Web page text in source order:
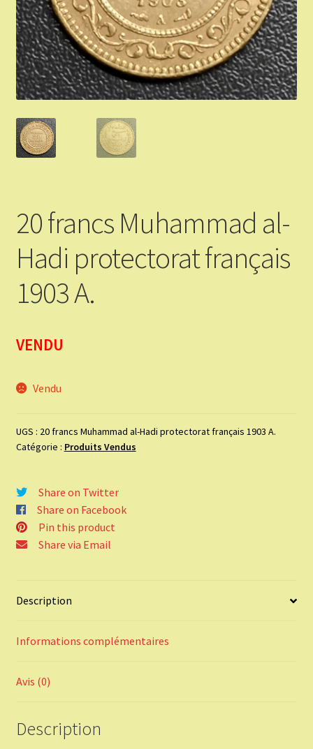
Validation de la commande
Vous Vendez
Articles Or et Argent
Conditions d’utilisation
Panier
20 francs Muhammad al-
Hadi protectorat français
1903 A.
VENDU
Vendu
UGS : 20 francs Muhammad al-Hadi protectorat français 1903 A.
Catégorie : Produits Vendus
Share on Twitter
Share on Facebook
Pin this product
Share via Email
Description
Informations complémentaires
Avis (0)
Description